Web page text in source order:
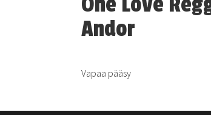
Andor
Vapaa pääsy